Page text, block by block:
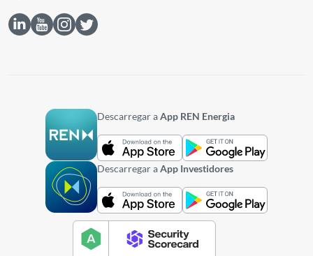
Descarregar aApp REN Energia
Descarregar aApp Investidores